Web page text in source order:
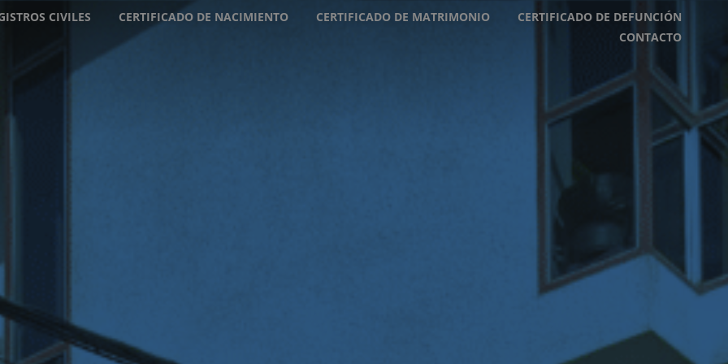
CIVILES CERTIFICADO DE NACIMIENTO CERTIFICADO DE MATRIMONIO
CERTIFICADO DE DEFUNCIÓN
CONTACTO